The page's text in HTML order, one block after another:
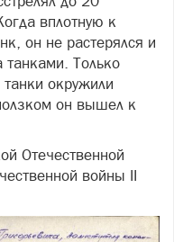
вплотную к
он не растерялся и
танками. Только
окружили
он вышел к
Отечественной
войны II